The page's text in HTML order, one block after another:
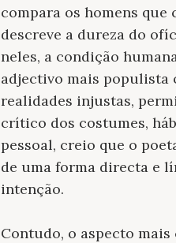
compara os homens que
descreve a dureza do
neles, a condição
adjectivo mais populista
realidades injustas,
crítico dos costumes,
pessoal, creio que o
de uma forma directa e
intenção.
Contudo, o aspecto